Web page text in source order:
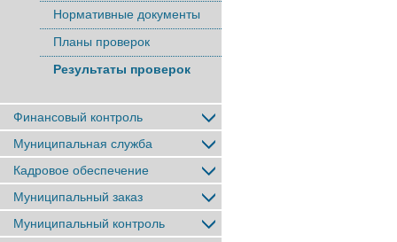
Нормативные документы
Планы проверок
Результаты проверок
Финансовый контроль
Муниципальная служба
Кадровое обеспечение
Муниципальный заказ
Муниципальный контроль